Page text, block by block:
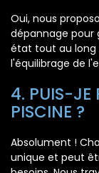
Oui, nous
dépannage pour
état tout au long
l'équilibrage de
4. PUIS-JE
PISCINE ?
Absolument !
unique et peut